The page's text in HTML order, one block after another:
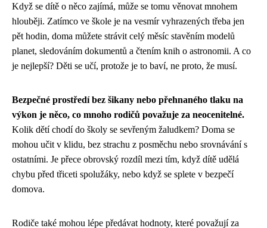
Když se dítě o něco zajímá, může se tomu věnovat mnohem
hlouběji. Zatímco ve škole je na vesmír vyhrazených třeba jen
pět hodin, doma můžete strávit celý měsíc stavěním modelů
planet, sledováním dokumentů a čtením knih o astronomii. A co
je nejlepší? Děti se učí, protože je to baví, ne proto, že musí.
Bezpečné prostředí bez šikany nebo přehnaného tlaku na
výkon je něco, co mnoho rodičů považuje za neocenitelné.
Kolik dětí chodí do školy se sevřeným žaludkem? Doma se
mohou učit v klidu, bez strachu z posměchu nebo srovnávání s
ostatními. Je přece obrovský rozdíl mezi tím, když dítě udělá
chybu před třiceti spolužáky, nebo když se splete v bezpečí
domova.
Rodiče také mohou lépe předávat hodnoty, které považují za